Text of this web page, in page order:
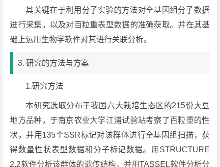
其关键在于利用分子实验的方法对全基因组分子数据
进行采集，以及对百粒重表型数据的准确获取。并在其基
础上运用生物学软件对其进行关联分析。
3. 研究的方法与方案
1.研究方法
本研究选取分布于我国六大栽培生态区的215份大豆
地方品种，于南京农业大学江浦试验站考察了百粒重的性
状，并用135个SSR标记对该群体进行全基因组扫描，获
得数量性状表型数据和分子标记数据。用STRUCTURE
2.2软件分析该群体的遗传结构，并用TASSEL软件分析分